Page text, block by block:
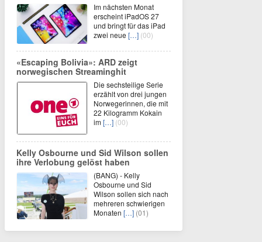
Im nächsten Monat
erscheint iPadOS 27
und bringt für das iPad
zwei neue […] (00)
«Escaping Bolivia»: ARD zeigt
norwegischen Streaminghit
Die sechsteilige Serie
erzählt von drei jungen
Norwegerinnen, die mit
22 Kilogramm Kokain
im[…] (00)
Kelly Osbourne und Sid Wilson sollen
ihre Verlobung gelöst haben
(BANG) - Kelly
Osbourne und Sid
Wilson sollen sich nach
mehreren schwierigen
Monaten […] (01)